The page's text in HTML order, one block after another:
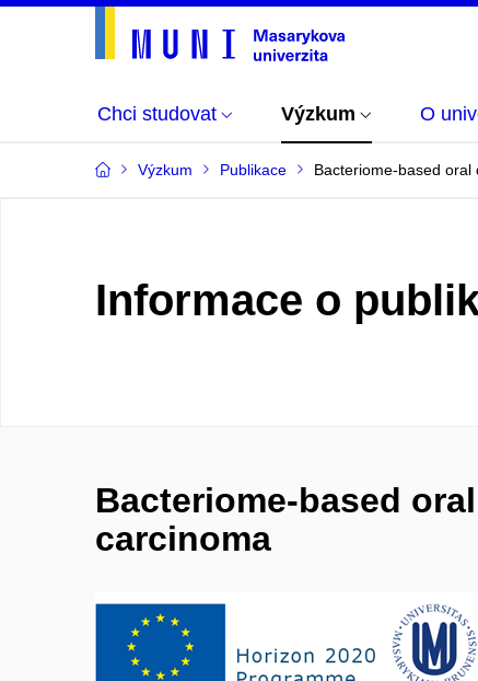
Chci studovat Výzkum O
Výzkum Publikace Bacteriome-based oral
Informace o
Bacteriome-based
carcinoma